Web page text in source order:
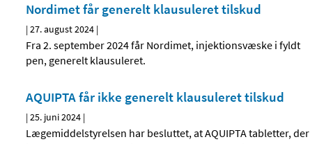
Nordimet får generelt klausuleret tilskud
|27. august 2024 |
Fra 2. september 2024 får Nordimet, injektionsvæske i fyldt
pen, generelt klausuleret.
AQUIPTA får ikke generelt klausuleret tilskud
|25. juni 2024 |
Lægemiddelstyrelsen har besluttet, at AQUIPTA tabletter, der